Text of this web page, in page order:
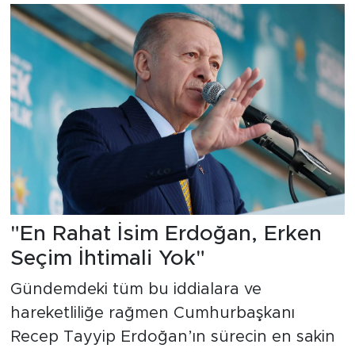
"En Rahat İsim Erdoğan, Erken
Seçim İhtimali Yok"
Gündemdeki tüm bu iddialara ve
hareketliliğe rağmen Cumhurbaşkanı
Recep Tayyip Erdoğan’ın sürecin en sakin